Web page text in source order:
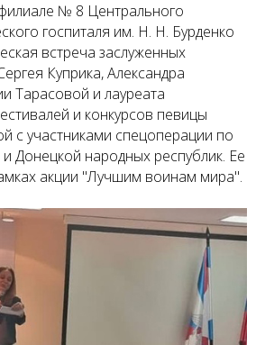
№ 8 Центрального
госпиталя им. Н. Н. Бурденко
встреча заслуженных
Куприка, Александра
Тарасовой и лауреата
и конкурсов певицы
с участниками спецоперации по
Донецкой народных республик. Ее
акции "Лучшим воинам мира".